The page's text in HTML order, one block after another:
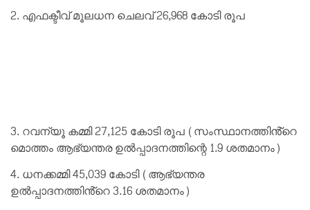
2. എഫക്ടീവ് മൂലധന ചെലവ് 26,968 കോടി രൂപ
3. റവന്യൂ കമ്മി 27,125 കോടി രൂപ (സംസ്ഥാനത്തിൻ്റെ
മൊത്തം ആഭ്യന്തര ഉൽപ്പാദനത്തിന്റെ 1.9 ശതമാനം)
4. ധനക്കമ്മി 45,039 കോടി (ആഭ്യന്തര
ഉൽപ്പാദനത്തിൻ്റെ 3.16 ശതമാനം)